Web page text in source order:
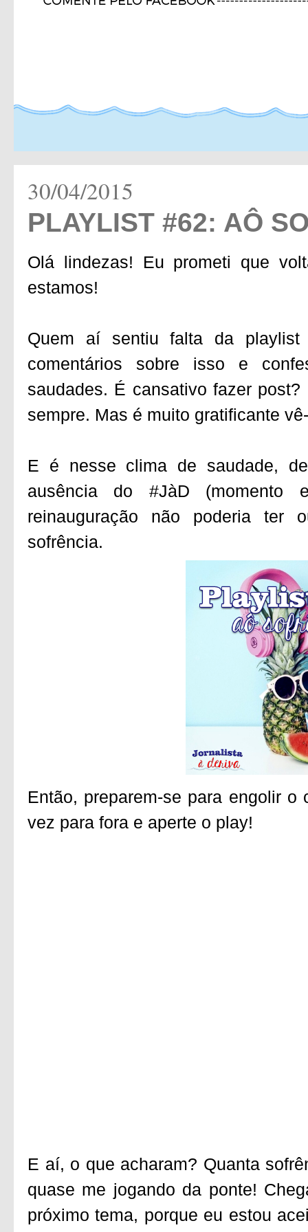
30/04/2015
PLAYLIST #62: AÔ
Olá lindezas! Eu prometi que
estamos!
Quem aí sentiu falta da
comentários sobre isso e
saudades. É cansativo fazer
sempre. Mas é muito gratificante
E é nesse clima de saudade,
ausência do #JàD (momento
reinauguração não poderia ter
sofrência.
Então, preparem-se para engolir
vez para fora e aperte o play!
E aí, o que acharam? Quanta
quase me jogando da ponte!
próximo tema, porque eu estou